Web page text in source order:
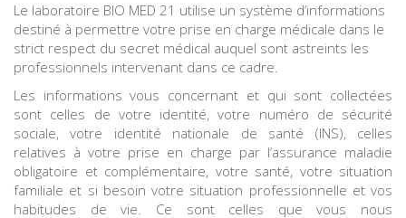
Le laboratoire BIO MED 21 utilise un système d’informations
destiné à permettre votre prise en charge médicale dans le
strict respect du secret médical auquel sont astreints les
professionnels intervenant dans ce cadre.
Les informations vous concernant et qui sont collectées
sont celles de votre identité, votre numéro de sécurité
sociale, votre identité nationale de santé (INS), celles
relatives à votre prise en charge par l’assurance maladie
obligatoire et complémentaire, votre santé, votre situation
familiale et si besoin votre situation professionnelle et vos
habitudes de vie. Ce sont celles que vous nous